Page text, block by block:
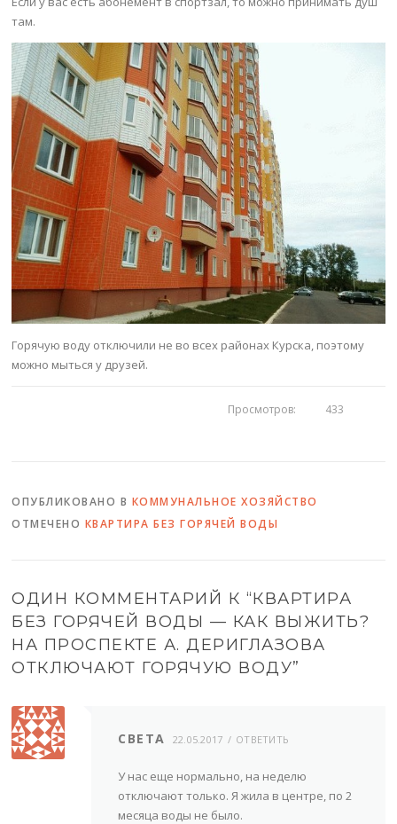
там.
Горячую воду отключили не во всех районах Курска, поэтому
можно мыться у друзей.
Просмотров: 433
ОПУБЛИКОВАНО В КОММУНАЛЬНОЕ ХОЗЯЙСТВО
ОТМЕЧЕНО КВАРТИРА БЕЗ ГОРЯЧЕЙ ВОДЫ
ОДИН КОММЕНТАРИЙ К “КВАРТИРА
БЕЗ ГОРЯЧЕЙ ВОДЫ — КАК ВЫЖИТЬ?
НА ПРОСПЕКТЕ А. ДЕРИГЛАЗОВА
ОТКЛЮЧАЮТ ГОРЯЧУЮ ВОДУ”
СВЕТА 22.05.2017 ОТВЕТИТЬ
У нас еще нормально, на неделю
отключают только. Я жила в центре, по 2
месяца воды не было.